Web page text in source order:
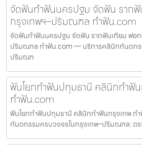
จัดฟันทำฟันนครปฐม จัดฟัน รากฟั
กรุงเทพฯ–ปริมณฑล ทำฟัน.com
จัดฟันทำฟันนครปฐม จัดฟัน รากฟันเทียม ฟอก
ปริมณฑล ทำฟัน.com — บริการคลินิกทันตกร
ปริมณฑ
ฟันโยกทำฟันปทุมธานี คลินิกทำฟั
ทำฟัน.com
ฟันโยกทำฟันปทุมธานี คลินิกทำฟันกรุงเทพ
ทันตกรรมครบวงจรในกรุงเทพ–ปริมณฑล: ต